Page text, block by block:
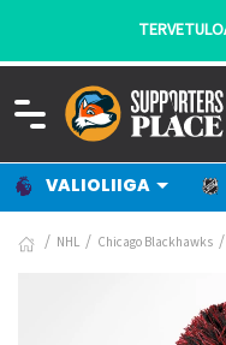
VALIOLIIGA
NHL Chicago Blackhawks